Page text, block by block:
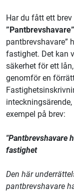
Har du fått ett
”Pantbrevshavare”
pantbrevshavare”
fastighet. Det kan
säkerhet för ett
genomför en
exempel på brev:
"Pantbrevshavare
fastighet
Den här
pantbrevshavare